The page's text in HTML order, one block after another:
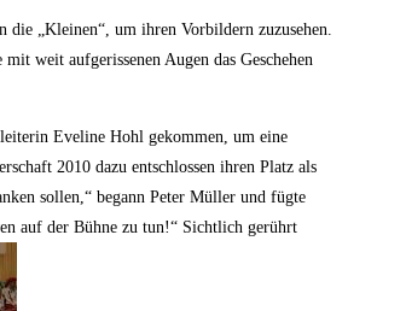
die „Kleinen“, um ihren Vorbildern zuzusehen.
weit aufgerissenen Augen das Geschehen
Eveline Hohl gekommen, um eine
2010 dazu entschlossen ihren Platz als
sollen,“ begann Peter Müller und fügte
auf der Bühne zu tun!“ Sichtlich gerührt